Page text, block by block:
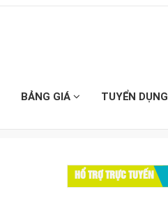
BẢNG GIÁ TUYỂN DỤNG
HỔ TRỢ TRỰC TUYẾN